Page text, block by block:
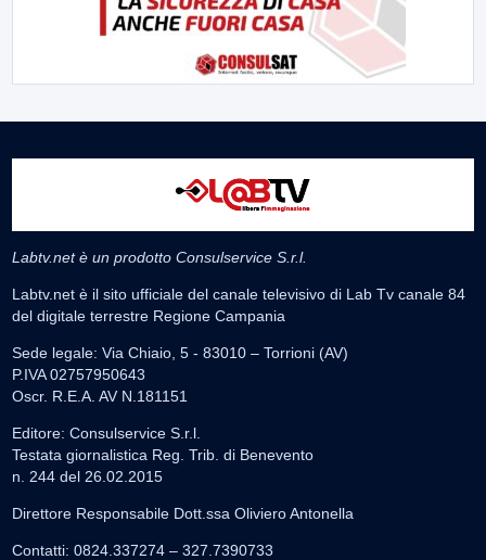
Labtv.net è un prodotto Consulservice S.r.l.
Labtv.net è il sito ufficiale del canale televisivo di Lab Tv canale 84
del digitale terrestre Regione Campania
Sede legale: Via Chiaio, 5 - 83010 – Torrioni (AV)
P.IVA 02757950643
Oscr. R.E.A. AV N.181151
Editore: Consulservice S.r.l.
Testata giornalistica Reg. Trib. di Benevento
n. 244 del 26.02.2015
Direttore Responsabile Dott.ssa Oliviero Antonella
Contatti: 0824.337274 – 327.7390733